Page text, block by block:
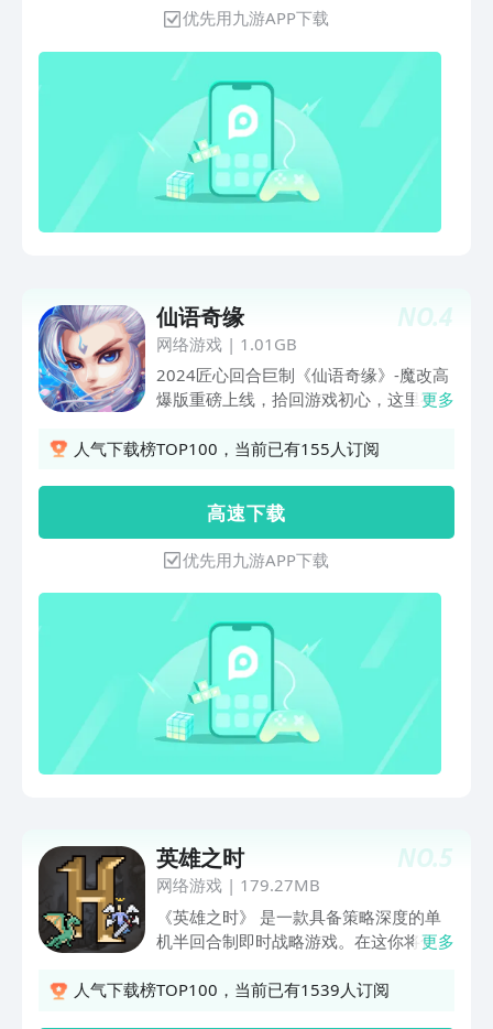
优先用九游APP下载
NO.4
仙语奇缘
网络游戏| 1.01GB
2024匠心回合巨制《仙语奇缘》-魔改高
爆版重磅上线，拾回游戏初心，这里有我
拾游戏快乐 全新孵蛋玩法，实现神兽自
快乐超级加倍 【游戏特色】 ◆经典回合
制手游 全新孵蛋玩法：全新捡宠、孵
宠、合宠系统上线！超多神兽、变异宝
宝、洗宠、进阶、觉醒经典玩法，你想到
的这里都有！
更多
人气下载榜TOP100，当前已有155人订阅
高 速 下 载
优先用九游APP下载
NO.5
英雄之时
网络游戏| 179.27MB
《英雄之时》 是一款具备策略深度的单
机半回合制即时战略游戏。在这你将化身
部族的魅力，并指挥英雄组建你的传奇军
更多
人气下载榜TOP100，当前已有1539人订阅